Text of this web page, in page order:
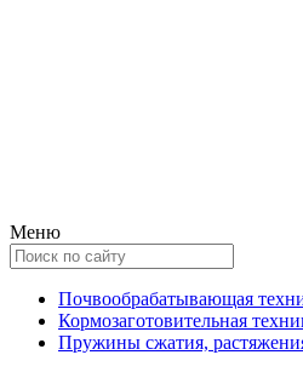
Меню
Почвообрабатывающая
Кормозаготовительная
Пружины сжатия,